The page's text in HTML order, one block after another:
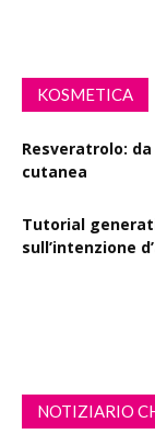
KOSMETICA
Resveratrolo:
cutanea
Tutorial
sull’intenzione
NOTIZIARIO